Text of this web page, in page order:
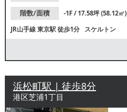
階数/面積
-1F / 17.58坪 (58.12㎡)
JR山手線東京駅徒歩1分 スケルトン
浜松町駅 | 徒歩8分
港区芝浦1丁目